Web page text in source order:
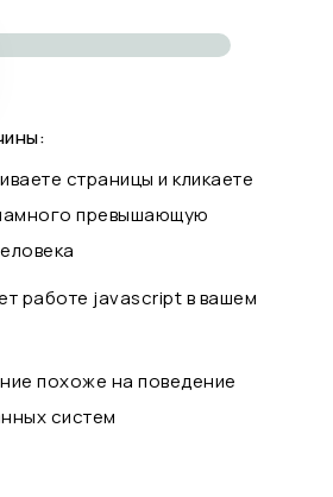
страницы и кликаете
превышающую
работе javascript в вашем
похоже на поведение
систем